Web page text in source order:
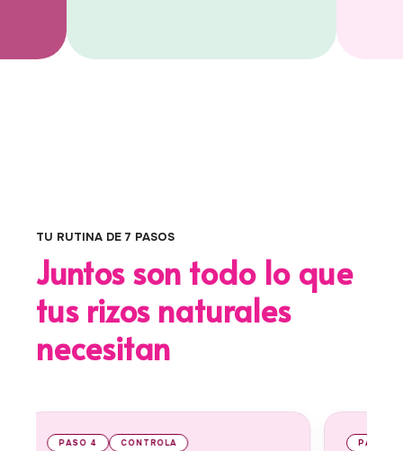
TU RUTINA DE 7 PASOS
Juntos son todo lo que
tus rizos naturales
necesitan
PASO 5 HIDRATACIÓN INTENSA